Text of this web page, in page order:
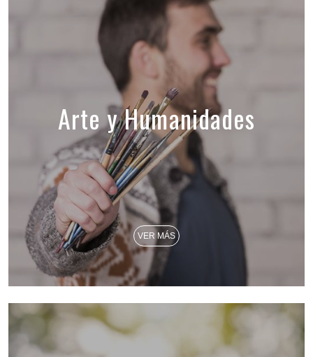
Arte y Humanidades
VER MÁS